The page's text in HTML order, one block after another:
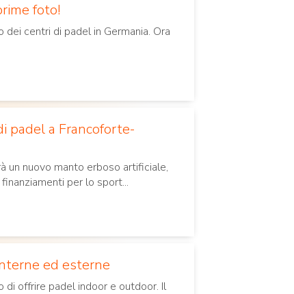
foto!
centri di padel in Germania. Ora
padel a Francoforte-
un nuovo manto erboso artificiale,
per lo sport...
ed esterne
di offrire padel indoor e outdoor. Il